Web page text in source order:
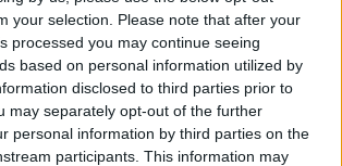
your selection. Please note that after your
processed you may continue seeing
based on personal information utilized by
disclosed to third parties prior to
may separately opt-out of the further
personal information by third parties on the
participants. This information may